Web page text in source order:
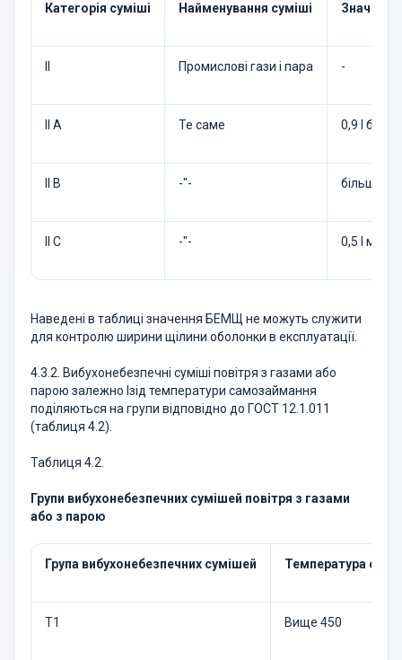
Категорія суміші Найменування суміші
Промислові гази і пара -
II А Те саме 0,9 І
II В -"- більше
II С -"- 0,5 І
Наведені в таблиці значення БЕМЩ не можуть служити
для контролю ширини щілини оболонки в експлуатації.
4.3.2. Вибухонебезпечні суміші повітря з газами або
парою залежно Ізід температури самозаймання
поділяються на групи відповідно до ГОСТ 12.1.011
(таблиця 4.2).
Таблиця 4.2.
Групи вибухонебезпечних сумішей повітря з газами
або з парою
Група вибухонебезпечних сумішей Температура
Т1 Вище 450